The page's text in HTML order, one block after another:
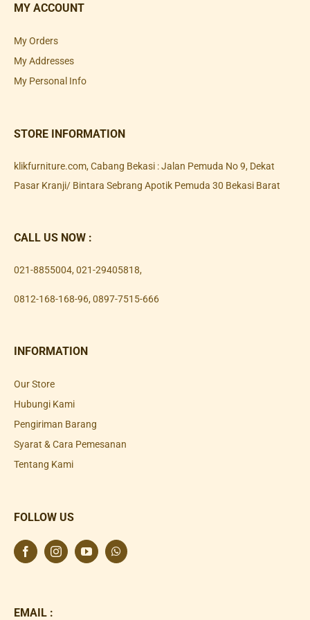
MY ACCOUNT
My Orders
My Addresses
My Personal Info
STORE INFORMATION
klikfurniture.com, Cabang Bekasi : Jalan Pemuda No 9, Dekat
Pasar Kranji/ Bintara Sebrang Apotik Pemuda 30 Bekasi Barat
CALL US NOW :
021-8855004, 021-29405818,
0812-168-168-96, 0897-7515-666
INFORMATION
Our Store
Hubungi Kami
Pengiriman Barang
Syarat & Cara Pemesanan
Tentang Kami
FOLLOW US
EMAIL :